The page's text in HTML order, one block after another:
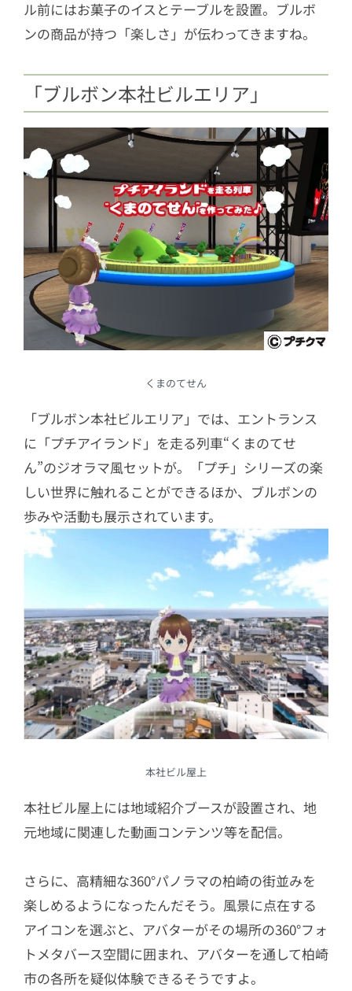
ル前にはお菓子のイスとテーブルを設置。ブルボ
ンの商品が持つ「楽しさ」が伝わってきますね。
「ブルボン本社ビルエリア」
くまのてせん
「ブルボン本社ビルエリア」では、エントランス
に「プチアイランド」を走る列車“くまのてせ
ん”のジオラマ風セットが。「プチ」シリーズの楽
しい世界に触れることができるほか、ブルボンの
歩みや活動も展示されています。
本社ビル屋上
本社ビル屋上には地域紹介ブースが設置され、地
元地域に関連した動画コンテンツ等を配信。
さらに、高精細な360°パノラマの柏崎の街並みを
楽しめるようになったんだそう。風景に点在する
アイコンを選ぶと、アバターがその場所の360°フォ
トメタバース空間に囲まれ、アバターを通して柏崎
市の各所を疑似体験できるそうですよ。